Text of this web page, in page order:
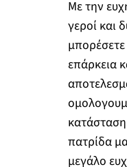
Με την
γεροί και
μπορέσετε
επάρκεια
πατρίδα
μεγάλο